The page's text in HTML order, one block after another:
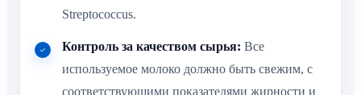
Streptococcus.
Контроль за качеством сырья: Все
используемое молоко должно быть свежим, с
соответствующими показателями жирности и